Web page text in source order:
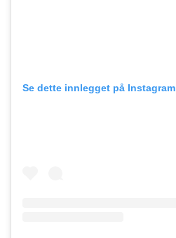
Se dette innlegget på Instagram